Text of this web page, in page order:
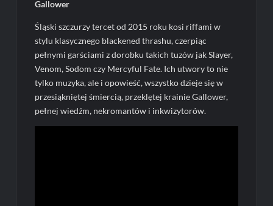
Gallower
Śląski szczurzy tercet od 2015 roku kosi riffami w
stylu klasycznego blackened thrashu, czerpiąc
pełnymi garściami z dorobku takich tuzów jak Slayer,
Venom, Sodom czy Mercyful Fate. Ich utwory to nie
tylko muzyka, ale i opowieść, wszystko dzieje się w
przesiąkniętej śmiercią, przeklętej krainie Gallower,
pełnej wiedźm, nekromantów i inkwizytorów.